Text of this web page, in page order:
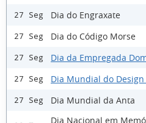
27 Seg Dia do Engraxate
27 Seg Dia do Código Morse
27 Seg Dia da Empregada
27 Seg Dia Mundial do Design
27 Seg Dia Mundial da Anta
Dia Nacional em